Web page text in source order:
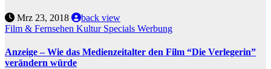
Mrz 23, 2018
back view
Film & Fernsehen Kultur Specials Werbung
Anzeige – Wie das Medienzeitalter den Film “Die Verlegerin”
verändern würde